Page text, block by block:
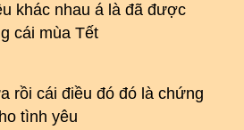
khác nhau á là đã được
cái mùa Tết
rồi cái điều đó đó là chứng
tình yêu